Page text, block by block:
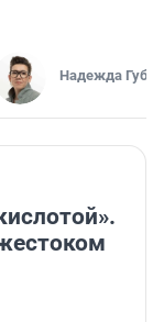
Надежда